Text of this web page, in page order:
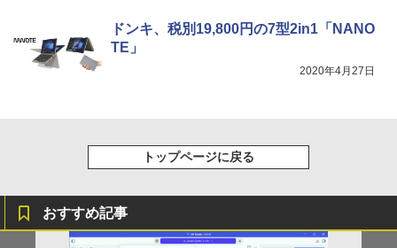
レッド 16GB DDR4 2スロット 64GBま
で拡張可能 512GB/1TB SSD M.2 2280
HDMI 4K 3画面 高速LAN パソコン mini
ソコン Core Ultra 7 265F RTX 5070 Ti
18-5097
リーナープレゼント】【メーカー1年保
証】
00-8/11 01:59】Xiaomi Monitor A24i 20
26 ディスプレイ 1080P 23.8インチ 144
万色 300nits ΔE＜1 低ブルーライト 大
￥3,480
ドンキ、税別19,800円の7型2in1「NANO
TE」
2020年4月27日
トップページに戻る
おすすめ記事